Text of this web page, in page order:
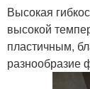
Высокая
высокой
пластичным,
разнообразие